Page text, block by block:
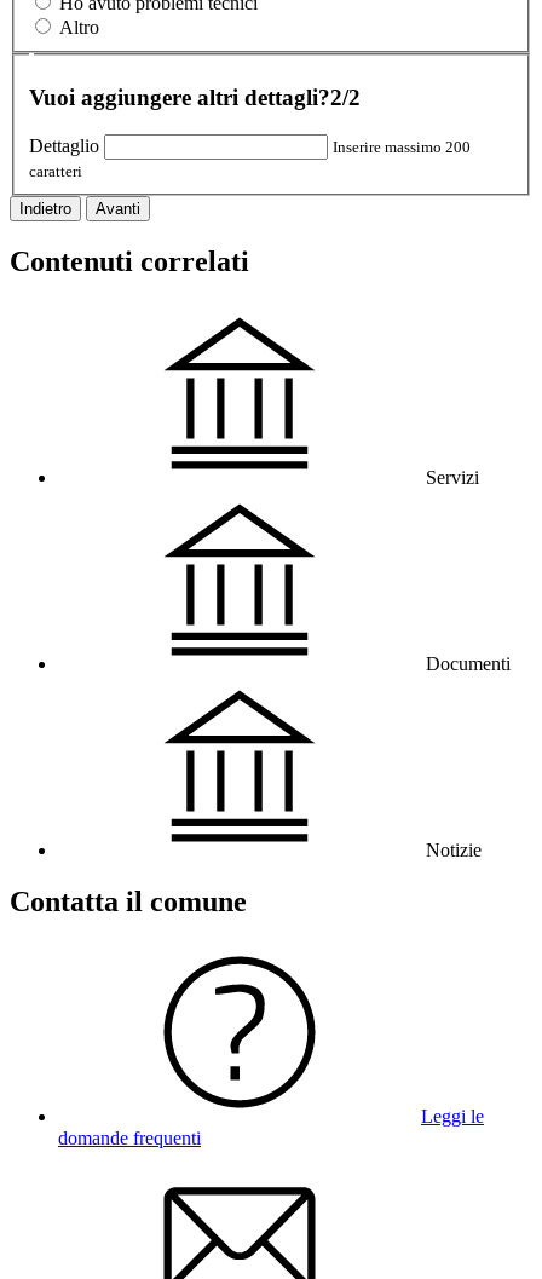
Altro
Vuoi aggiungere altri dettagli?2/2
Dettaglio
Inserire massimo 200
caratteri
Indietro Avanti
Contenuti correlati
Servizi
Documenti
Notizie
Contatta il comune
Leggi le
domande frequenti